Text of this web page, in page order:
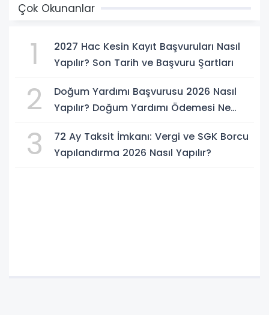
Çok Okunanlar
1
2027 Hac Kesin Kayıt Başvuruları Nasıl
Yapılır? Son Tarih ve Başvuru Şartları
2
Doğum Yardımı Başvurusu 2026 Nasıl
Yapılır? Doğum Yardımı Ödemesi Ne
3
72 Ay Taksit İmkanı: Vergi ve SGK Borcu
Yapılandırma 2026 Nasıl Yapılır?